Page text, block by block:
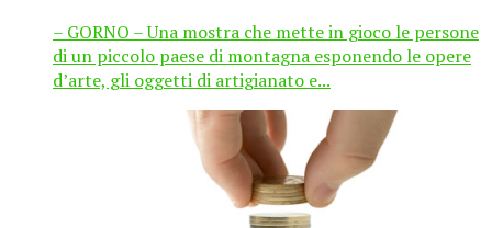
– GORNO – Una mostra che mette in gioco le persone
di un piccolo paese di montagna esponendo le opere
d’arte, gli oggetti di artigianato e...